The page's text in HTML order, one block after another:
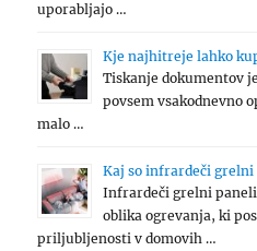
uporabljajo …
Kje najhitreje lahko
Tiskanje dokumentov
povsem vsakodnevno
malo …
Kaj so infrardeči grelni
Infrardeči grelni
oblika ogrevanja, ki
priljubljenosti v domovih …